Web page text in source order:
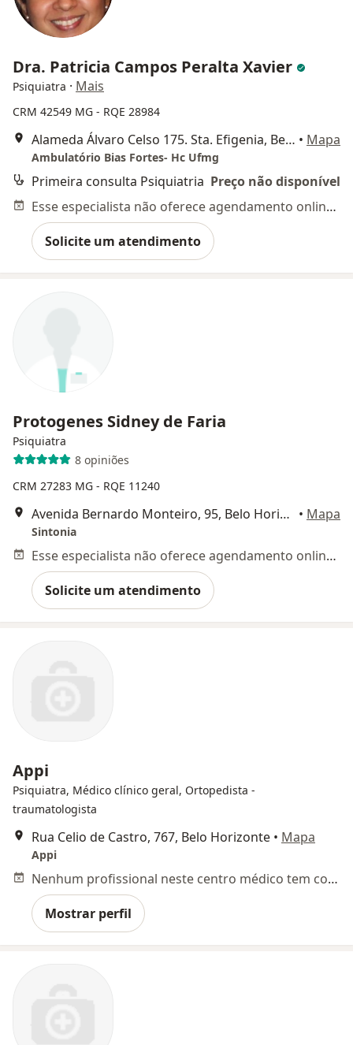
Dra. Patricia Campos Peralta Xavier
Psiquiatra · Mais
CRM 42549 MG - RQE 28984
Alameda Álvaro Celso 175. Sta. Efigenia, Belo Horizonte • Mapa
Ambulatório Bias Fortes- Hc Ufmg
Primeira consulta Psiquiatria Preço não disponível
Esse especialista não oferece agendamento online para esse endereço.
Solicite um atendimento
Protogenes Sidney de Faria
Psiquiatra
8 opiniões
CRM 27283 MG - RQE 11240
Avenida Bernardo Monteiro, 95, Belo Horizonte • Mapa
Sintonia
Esse especialista não oferece agendamento online para esse endereço.
Solicite um atendimento
Appi
Psiquiatra, Médico clínico geral, Ortopedista -
traumatologista
Rua Celio de Castro, 767, Belo Horizonte • Mapa
Appi
Nenhum profissional neste centro médico tem consultas disponíveis
Mostrar perfil